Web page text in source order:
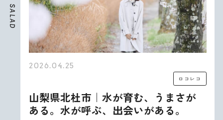
S
A
L
A
D
2026.04.25
ロコレコ
山梨県北杜市｜水が育む、うまさが
ある。水が呼ぶ、出会いがある。